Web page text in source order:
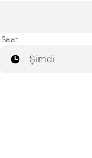
Saat
Şimdi